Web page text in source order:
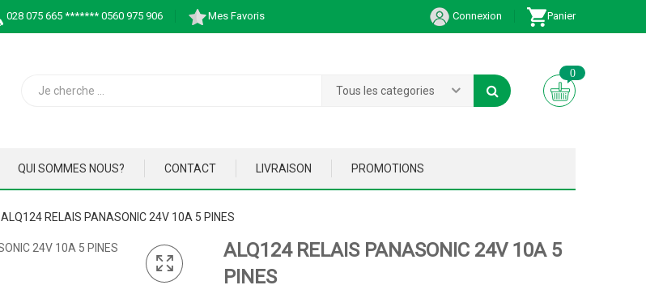
028 075 665 ******* 0560 975 906 Mes Favoris Connexion Panier
Tous les categories
0
QUI SOMMES NOUS? CONTACT LIVRAISON PROMOTIONS
ALQ124 RELAIS PANASONIC 24V 10A 5 PINES
ALQ124 RELAIS PANASONIC 24V 10A 5
PINES